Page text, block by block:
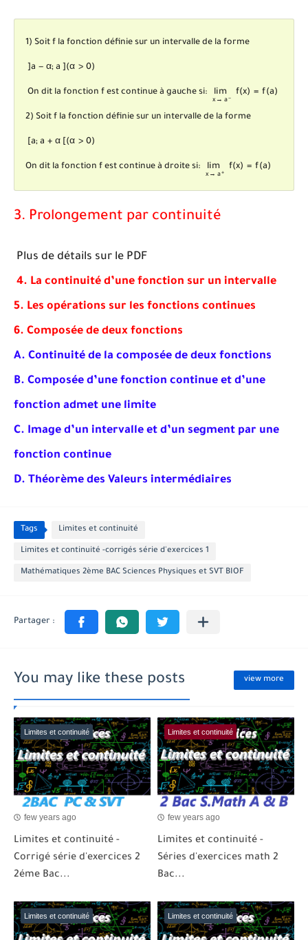
1) Soit f la fonction définie sur un intervalle de la forme
a − α; a (α > 0)
] a a ( α>0 )
On dit la fonction f est continue à gauche si: lim
x → a−
f(x) = f(a)
limx a-f( =f( a )
2) Soit f la fonction définie sur un intervalle de la forme
a; a + α (α > 0)
[a a+ α [( α>0 )
On dit la fonction f est continue à droite si: lim
x → a+
f(x) = f(a)
limx a+f( =f(a)
3. Prolongement par continuité
Plus de détails sur le PDF
4. La continuité d’une fonction sur un intervalle
5. Les opérations sur les fonctions continues
6. Composée de deux fonctions
A. Continuité de la composée de deux fonctions
B. Composée d’une fonction continue et d’une
fonction admet une limite
C. Image d’un intervalle et d’un segment par une
fonction continue
D. Théorème des Valeurs intermédiaires
Tags Limites et continuité
Limites et continuité -corrigés série d'exercices 1
Mathématiques 2ème BAC Sciences Physiques et SVT BIOF
You may like these posts view more
Limites et continuité
few years ago
Limites et continuité -
Corrigé série d'exercices 2
2éme Bac...
Limites et continuité
few years ago
Limites et continuité -
Séries d'exercices math 2
Bac...
Limites et continuité Limites et continuité